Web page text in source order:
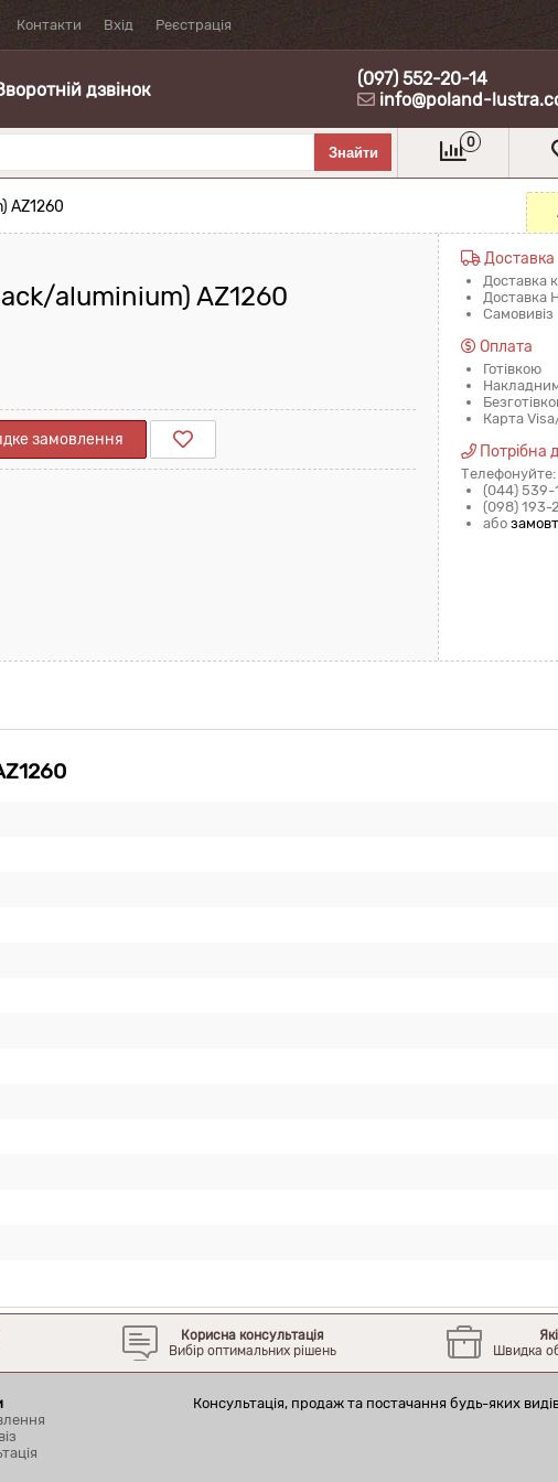
Контакти Вхід Реєстрація
дзвінок
(097) 552-20-14
info@poland-
0
AZ1260
aluminium) AZ1260
замовлення
Доставка
Доставка
Доставка
Самовивіз
Оплата
Готівкою
Карта
Потрібна
Телефонуйте:
(044) 539-
(098) 193-
або
Корисна консультація
Вибір оптимальних рішень
Швидка
Консультація, продаж та постачання будь-яких